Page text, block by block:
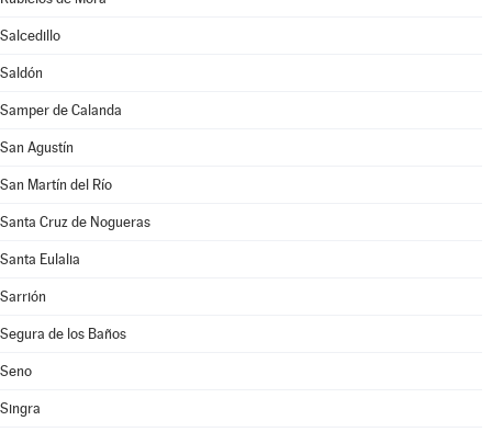
Salcedillo
Saldón
Samper de Calanda
San Agustín
San Martín del Río
Santa Cruz de Nogueras
Santa Eulalia
Sarrión
Segura de los Baños
Seno
Singra